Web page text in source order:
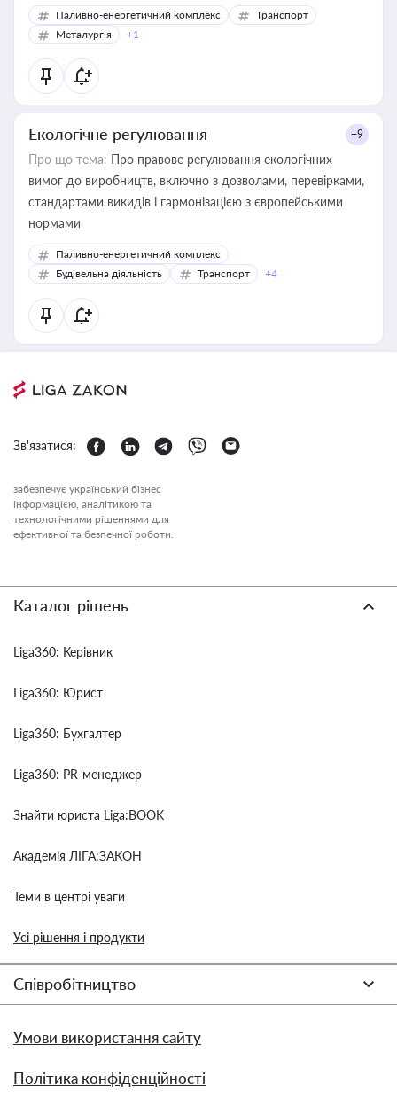
Паливно-енергетичний комплекс
Транспорт
Металургія
+1
Екологічне регулювання +9
Про що тема: Про правове регулювання екологічних
вимог до виробництв, включно з дозволами, перевірками,
стандартами викидів і гармонізацією з європейськими
нормами
Паливно-енергетичний комплекс
Будівельна діяльність
Транспорт +4
Зв'язатися:
забезпечує український бізнес
інформацією, аналітикою та
технологічними рішеннями для
ефективної та безпечної роботи.
Каталог рішень
Liga360: Керівник
Liga360: Юрист
Liga360: Бухгалтер
Liga360: PR-менеджер
Знайти юриста Liga:BOOK
Академія ЛІГА:ЗАКОН
Теми в центрі уваги
Усі рішення і продукти
Співробітництво
Умови використання сайту
Політика конфіденційності